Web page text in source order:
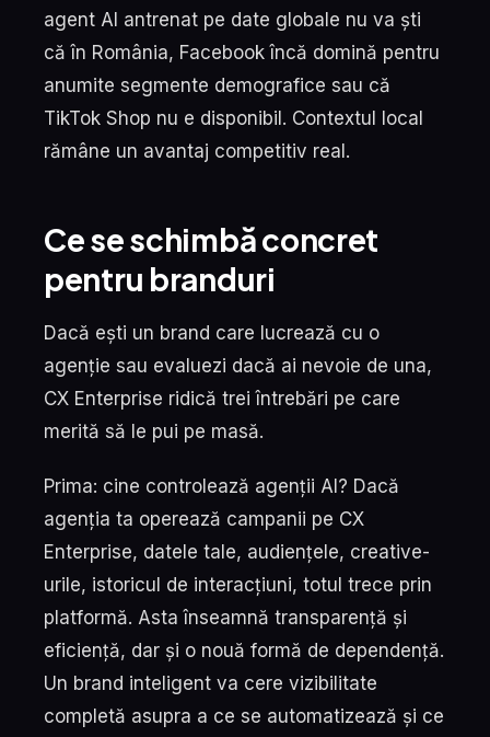
agent AI antrenat pe date globale nu va ști
că în România, Facebook încă domină pentru
anumite segmente demografice sau că
TikTok Shop nu e disponibil. Contextul local
rămâne un avantaj competitiv real.
Ce se schimbă concret
pentru branduri
Dacă ești un brand care lucrează cu o
agenție sau evaluezi dacă ai nevoie de una,
CX Enterprise ridică trei întrebări pe care
merită să le pui pe masă.
Prima: cine controlează agenții AI? Dacă
agenția ta operează campanii pe CX
Enterprise, datele tale, audiențele, creative-
urile, istoricul de interacțiuni, totul trece prin
platformă. Asta înseamnă transparență și
eficiență, dar și o nouă formă de dependență.
Un brand inteligent va cere vizibilitate
completă asupra a ce se automatizează și ce